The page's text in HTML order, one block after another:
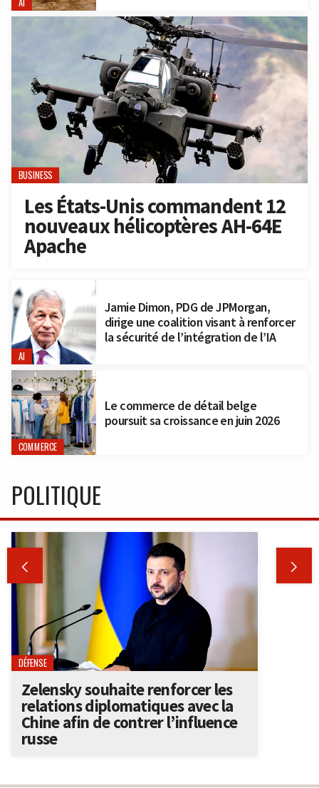
BUSINESS
Les États-Unis commandent 12
nouveaux hélicoptères AH-64E
Apache
AI
Jamie Dimon, PDG de JPMorgan,
dirige une coalition visant à renforcer
la sécurité de l’intégration de l’IA
COMMERCE
Le commerce de détail belge
poursuit sa croissance en juin 2026
POLITIQUE
 
DÉFENSE
Zelensky souhaite renforcer les
relations diplomatiques avec la
Chine afin de contrer l’influence
russe